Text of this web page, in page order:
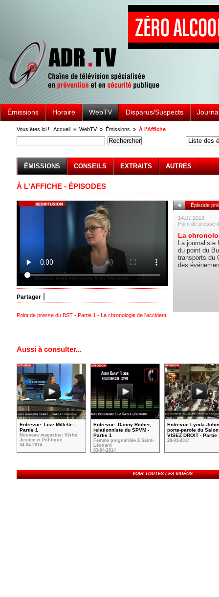
Émissions Horaire WebTV Disparus/Suspects
Vous êtes ici ! Accueil » WebTV» Émissions » À l'Affiche
ÉMISSIONS CONSEILS EXTRAITS AUTRES
À L'AFFICHE - ÉPISODES
Partager
Point de presse du BST - Partie 1 - La chronologie de l'accident
Épisode
14.07.2013
Point de presse
La
La journaliste
du point du
transports du
des
Aussi à consulter...
Entrevue: Lise Millette -
Partie 1
Nouveau magazine: Vérité,
Justice et Politique
04-04-2014
Entrevue: Danny Richer,
relationniste du SPVM -
Partie 1
Femme poignardée à Saint-
Léonard
03-04-2014
Entrevue Lynda
porte-parole du Salon
VISEZ DROIT - Partie
28-03-2014
VOIR TOUTES LES VIDÉOS